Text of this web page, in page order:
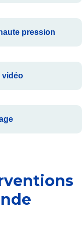
pression
vidéo